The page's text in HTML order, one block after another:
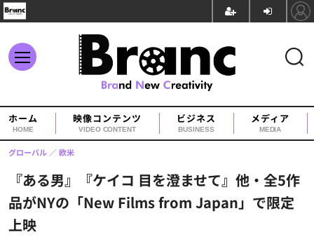
ホーム
HOME
映像コンテンツ
VIDEO CONTENT
ビジネス
BUSINESS
メディア
MEDIA
『ある男』『ケイコ 目を澄ませて』他・全5作
品がNYの「New Films from Japan」で限定
上映
グローバル 欧米